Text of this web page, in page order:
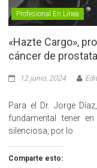
Profesional En Línea
«Hazte Cargo»,
cáncer de prostata
12 junio, 2024
Para el Dr. Jorge
fundamental tener
silenciosa, por lo
Comparte esto: